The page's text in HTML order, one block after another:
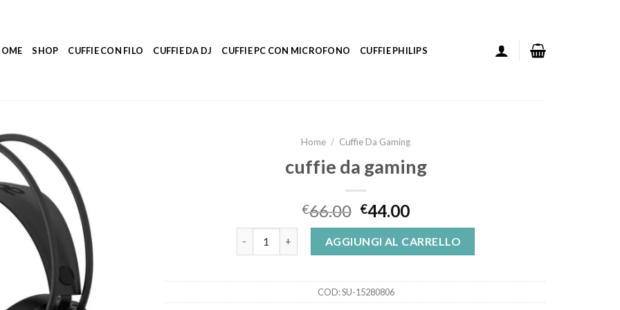
SHOP CUFFIE CON FILO CUFFIE DA DJ CUFFIE PC CON MICROFONO CUFFIE PHILIPS
Home / Cuffie Da Gaming
cuffie da gaming
€66.00 €44.00
AGGIUNGI AL CARRELLO
COD:SU-15280806